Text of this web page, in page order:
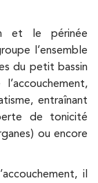
et le périnée
l’ensemble
du petit bassin
entraînant
de tonicité
ou encore
il